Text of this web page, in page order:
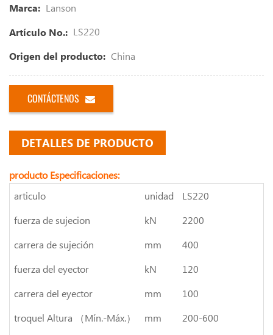
Marca: Lanson
Artículo No.: LS220
Origen del producto: China
CONTÁCTENOS
DETALLES DE PRODUCTO
producto Especificaciones:
articulo
unidad
LS220
fuerza de sujecion
kN
2200
carrera de sujeción
mm
400
fuerza del eyector
kN
120
carrera del eyector
mm
100
troquel Altura （Mín.-Máx.）
mm
200-600